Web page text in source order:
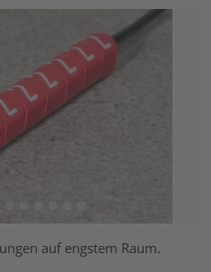
auf engstem Raum.